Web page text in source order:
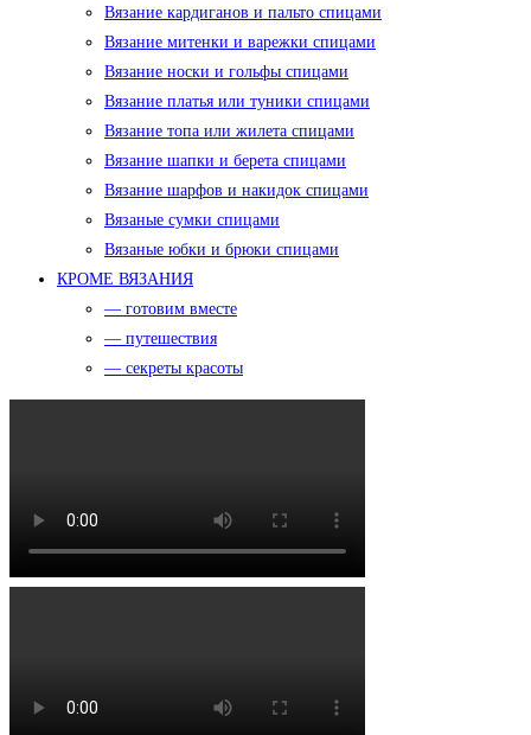
Вязание кардиганов и пальто спицами
Вязание митенки и варежки спицами
Вязание носки и гольфы спицами
Вязание платья или туники спицами
Вязание топа или жилета спицами
Вязание шапки и берета спицами
Вязание шарфов и накидок спицами
Вязаные сумки спицами
Вязаные юбки и брюки спицами
КРОМЕ ВЯЗАНИЯ
— готовим вместе
— путешествия
— секреты красоты